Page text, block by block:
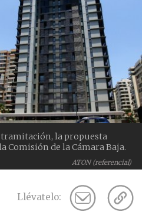
ATON (referencial)
tramitación, la propuesta
Comisión de la Cámara Baja.
Llévatelo: